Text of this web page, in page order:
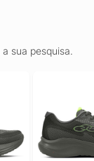
sua pesquisa.